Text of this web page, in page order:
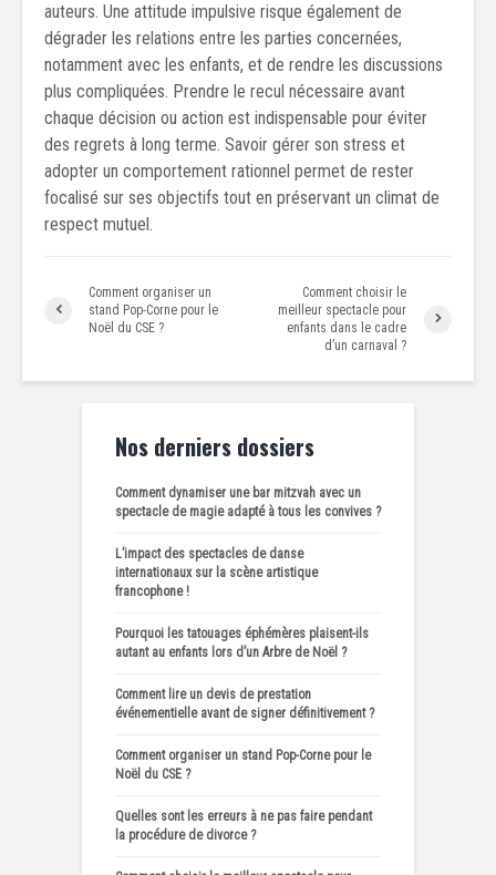
auteurs. Une attitude impulsive risque également de
dégrader les relations entre les parties concernées,
notamment avec les enfants, et de rendre les discussions
plus compliquées. Prendre le recul nécessaire avant
chaque décision ou action est indispensable pour éviter
des regrets à long terme. Savoir gérer son stress et
adopter un comportement rationnel permet de rester
focalisé sur ses objectifs tout en préservant un climat de
respect mutuel.
Comment organiser un
stand Pop-Corne pour le
Noël du CSE ?
Comment choisir le
meilleur spectacle pour
enfants dans le cadre
d’un carnaval ?
Nos derniers dossiers
Comment dynamiser une bar mitzvah avec un
spectacle de magie adapté à tous les convives ?
L’impact des spectacles de danse
internationaux sur la scène artistique
francophone !
Pourquoi les tatouages éphémères plaisent-ils
autant au enfants lors d’un Arbre de Noël ?
Comment lire un devis de prestation
événementielle avant de signer définitivement ?
Comment organiser un stand Pop-Corne pour le
Noël du CSE ?
Quelles sont les erreurs à ne pas faire pendant
la procédure de divorce ?